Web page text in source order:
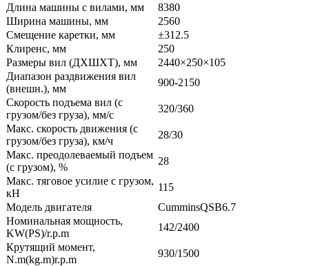
Длина машины с вилами, мм
8380
Ширина машины, мм
2560
Смещение каретки, мм
±312.5
Клиренс, мм
250
Размеры вил (ДXШXТ), мм
2440×250×105
Диапазон раздвижения вил
(внешн.), мм
900-2150
Скорость подъема вил (с
грузом/без груза), мм/с
320/360
Макс. скорость движения (с
грузом/без груза), км/ч
28/30
Макс. преодолеваемый подъем
(с грузом), %
28
Макс. тяговое усилие с грузом,
кН
115
Модель двигателя
CumminsQSB6.7
Номинальная мощность,
KW(PS)/r.p.m
142/2400
Крутящий момент,
N.m(kg.m)r.p.m
930/1500